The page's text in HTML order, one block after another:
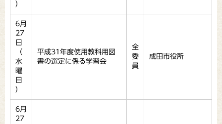
）
6月
27
日
（
水
曜
日
）
平成31年度使用教科用図
書の選定に係る学習会
全
委
員
成田市役所
6月
27